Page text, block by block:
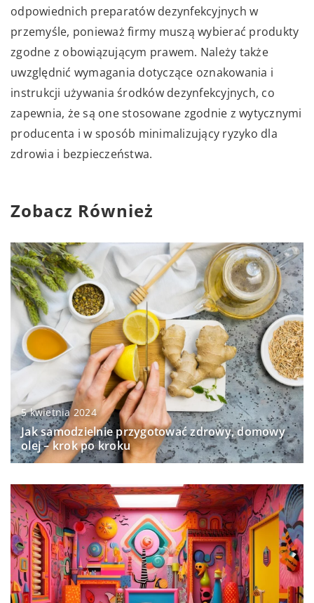
odpowiednich preparatów dezynfekcyjnych w
przemyśle, ponieważ firmy muszą wybierać produkty
zgodne z obowiązującym prawem. Należy także
uwzględnić wymagania dotyczące oznakowania i
instrukcji używania środków dezynfekcyjnych, co
zapewnia, że są one stosowane zgodnie z wytycznymi
producenta i w sposób minimalizujący ryzyko dla
zdrowia i bezpieczeństwa.
Zobacz Również
5 kwietnia 2024
Jak samodzielnie przygotować zdrowy, domowy
olej – krok po kroku